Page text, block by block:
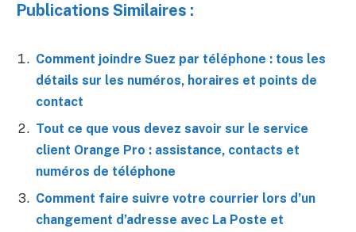
Publications Similaires :
Comment joindre Suez par téléphone : tous les
détails sur les numéros, horaires et points de
contact
Tout ce que vous devez savoir sur le service
client Orange Pro : assistance, contacts et
numéros de téléphone
Comment faire suivre votre courrier lors d’un
changement d’adresse avec La Poste et